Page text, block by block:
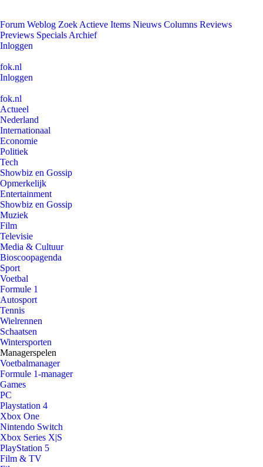
Forum Weblog Zoek Actieve Items Nieuws Columns Reviews
Previews Specials Archief
Inloggen
fok.nl
Inloggen
fok.nl
Actueel
Nederland
Internationaal
Economie
Politiek
Tech
Showbiz en Gossip
Opmerkelijk
Entertainment
Showbiz en Gossip
Muziek
Film
Televisie
Media & Cultuur
Bioscoopagenda
Sport
Voetbal
Formule 1
Autosport
Tennis
Wielrennen
Schaatsen
Wintersporten
Managerspelen
Voetbalmanager
Formule 1-manager
Games
PC
Playstation 4
Xbox One
Nintendo Switch
Xbox Series X|S
PlayStation 5
Film & TV